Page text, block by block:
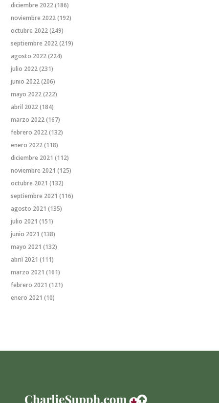
diciembre 2022(186)
noviembre 2022(192)
octubre 2022(249)
septiembre 2022(219)
agosto 2022(224)
julio 2022(231)
junio 2022(206)
mayo 2022(222)
abril 2022(184)
marzo 2022(167)
febrero 2022(132)
enero 2022(118)
diciembre 2021 (112)
noviembre 2021 (125)
octubre 2021 (132)
septiembre 2021 (116)
agosto 2021 (135)
julio 2021 (151)
junio 2021 (138)
mayo 2021 (132)
abril 2021 (111)
marzo 2021 (161)
febrero 2021 (121)
enero 2021 (10)